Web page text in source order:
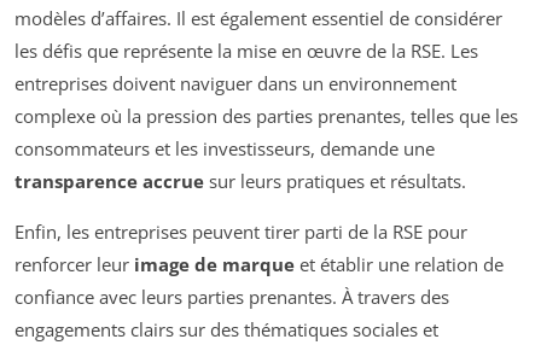
modèles d’affaires. Il est également essentiel de considérer
les défis que représente la mise en œuvre de la RSE. Les
entreprises doivent naviguer dans un environnement
complexe où la pression des parties prenantes, telles que les
consommateurs et les investisseurs, demande une
transparence accrue sur leurs pratiques et résultats.
Enfin, les entreprises peuvent tirer parti de la RSE pour
renforcer leur image de marque et établir une relation de
confiance avec leurs parties prenantes. À travers des
engagements clairs sur des thématiques sociales et